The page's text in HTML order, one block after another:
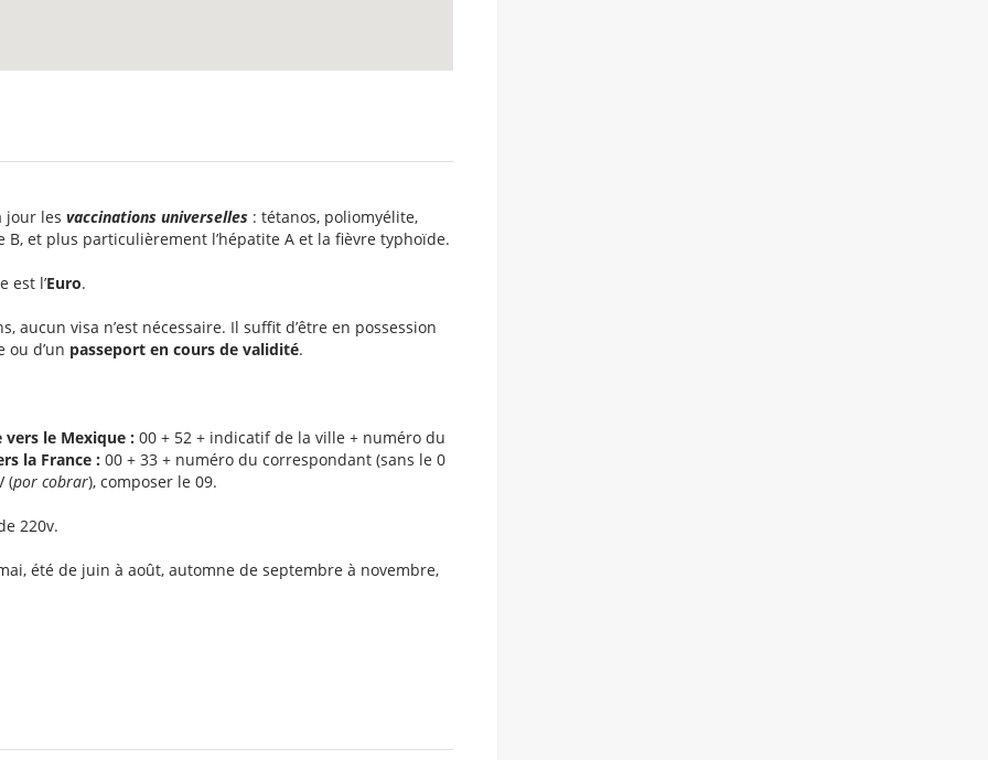
jour les vaccinations universelles: tétanos, poliomyélite,
et plus particulièrement l’hépatite A et la fièvre typhoïde.
est l’Euro.
aucun visa n’est nécessaire. Il suffit d’être en possession
ou d’un passeport en cours de validité.
vers le Mexique :00 + 52 + indicatif de la ville + numéro du
la France :00 + 33 + numéro du correspondant (sans le 0
(por cobrar), composer le 09.
220v.
été de juin à août, automne de septembre à novembre,